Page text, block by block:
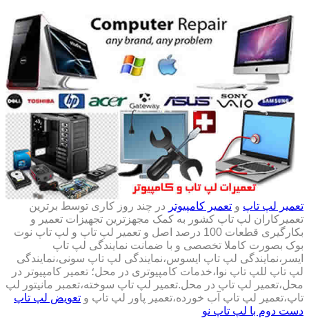
تعمیر لپ تاپ و تعمیر کامپیوتر در چند روز کاری توسط برترین
تعمیرکاران لپ تاپ کشور به کمک مجهزترین تجهیزات تعمیر و
بکارگیری قطعات 100 درصد اصل و تعمیر لپ تاپ و لپ تاپ نوت
بوک بصورت کاملا تخصصی و با ضمانت نمایندگی لپ تاپ
ایسر،نمایندگی لپ تاپ ایسوس،نمایندگی لپ تاپ سونی،نمایندگی
لپ تاپ للپ تاپ نوا،خدمات کامپیوتری در محل؛ تعمیر کامپیوتر در
محل،تعمیر لپ تاپ در محل.تعمیر لپ تاپ سوخته،تعمبر مانیتور لپ
تاپ،تعمیر لپ تاپ آب خورده،تعمیر پاور لپ تاپ و تعویض لپ تاپ
دست دوم با لپ تاپ نو